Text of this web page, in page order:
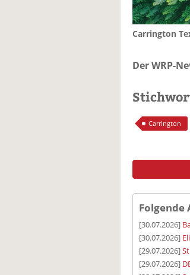
Carrington
Der WRP-
Carrington
Folgende
[30.07.2026]
[30.07.2026]
[29.07.2026]
[29.07.2026]